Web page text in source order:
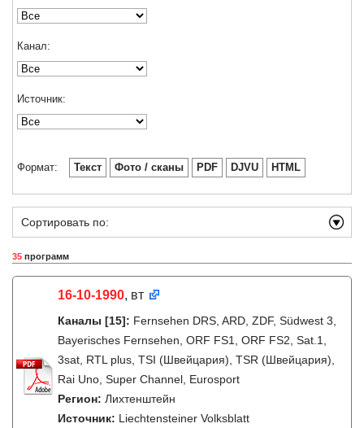
Канал:
Источник:
Формат: Текст Фото / сканы PDF DJVU HTML
Сортировать по:
35 программ
16-10-1990, вт
Каналы [15]: Fernsehen DRS, ARD, ZDF, Südwest 3,
Bayerisches Fernsehen, ORF FS1, ORF FS2, Sat.1,
3sat, RTL plus, TSI (Швейцария), TSR (Швейцария),
Rai Uno, Super Channel, Eurosport
Регион: Лихтенштейн
Источник: Liechtensteiner Volksblatt